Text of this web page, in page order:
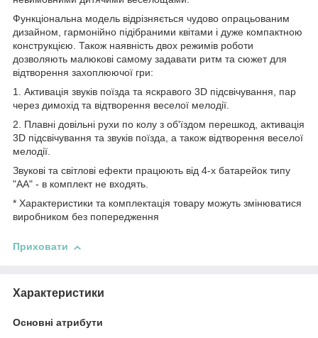
Функціональна модель відрізняється чудово опрацьованим
дизайном, гармонійно підібраними квітами і дуже компактною
конструкцією. Також наявність двох режимів роботи
дозволяють малюкові самому задавати ритм та сюжет для
відтворення захоплюючої гри:
1. Активація звуків поїзда та яскравого 3D підсвічування, пар
через димохід та відтворення веселої мелодії.
2. Плавні довільні рухи по колу з об'їздом перешкод, активація
3D підсвічування та звуків поїзда, а також відтворення веселої
мелодії.
Звукові та світлові ефекти працюють від 4-х батарейок типу
"АА" - в комплект не входять.
* Характеристики та комплектація товару можуть змінюватися
виробником без попередження
Приховати
Характеристики
Основні атрибути